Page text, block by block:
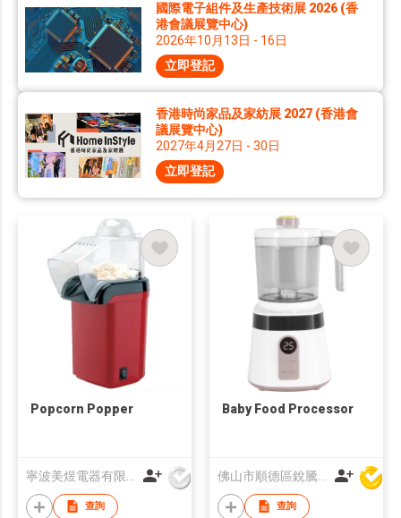
國際電子組件及生產技術展 2026 (香
港會議展覽中心)
2026年10月13日 - 16日
立即登記
香港時尚家品及家紡展 2027 (香港會
議展覽中心)
2027年4月27日 - 30日
立即登記
Popcorn Popper
查詢
Baby Food Processor
查詢